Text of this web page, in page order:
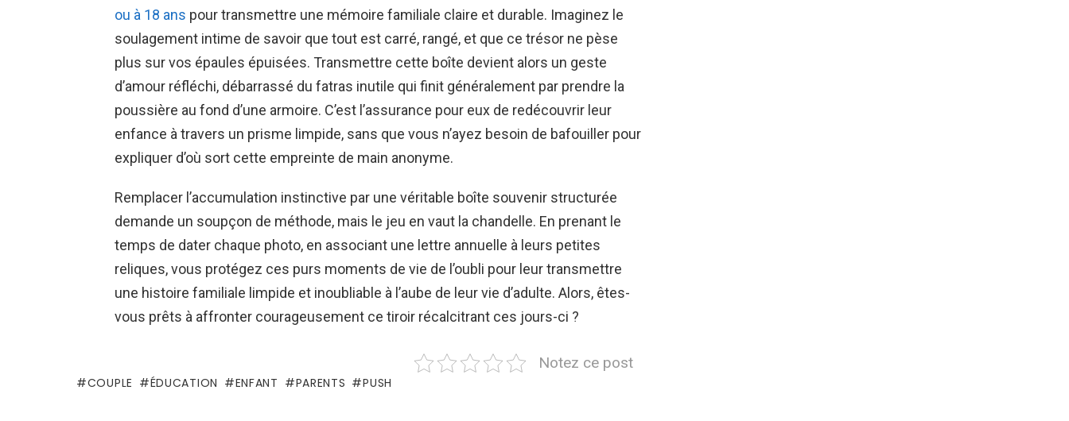
ou à 18 ans pour transmettre une mémoire familiale claire et durable. Imaginez le
soulagement intime de savoir que tout est carré, rangé, et que ce trésor ne pèse
plus sur vos épaules épuisées. Transmettre cette boîte devient alors un geste
d’amour réfléchi, débarrassé du fatras inutile qui finit généralement par prendre la
poussière au fond d’une armoire. C’est l’assurance pour eux de redécouvrir leur
enfance à travers un prisme limpide, sans que vous n’ayez besoin de bafouiller pour
expliquer d’où sort cette empreinte de main anonyme.
Remplacer l’accumulation instinctive par une véritable boîte souvenir structurée
demande un soupçon de méthode, mais le jeu en vaut la chandelle. En prenant le
temps de dater chaque photo, en associant une lettre annuelle à leurs petites
reliques, vous protégez ces purs moments de vie de l’oubli pour leur transmettre
une histoire familiale limpide et inoubliable à l’aube de leur vie d’adulte. Alors, êtes-
vous prêts à affronter courageusement ce tiroir récalcitrant ces jours-ci ?
Notez ce post
COUPLE ÉDUCATION ENFANT PARENTS PUSH